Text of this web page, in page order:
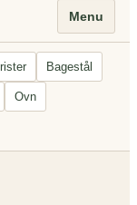
Menu
Bagestål
Ovn